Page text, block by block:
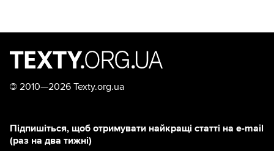
© 2010—2026 Texty.org.ua
Підпишіться, щоб отримувати найкращі статті на e-mail
(раз на два тижні)